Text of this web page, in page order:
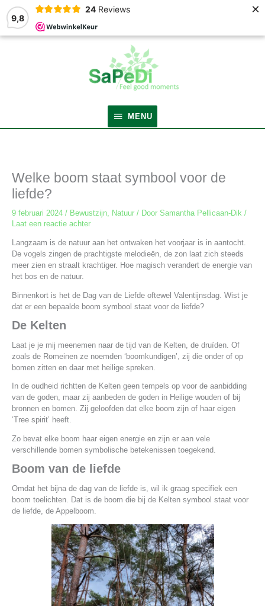
9,8
24 Reviews ×
MENU
MENU
Welke boom staat symbool voor de
liefde?
9 februari 2024 / Bewustzijn, Natuur/ Door Samantha Pellicaan-Dik /
Laat een reactie achter
Langzaam is de natuur aan het ontwaken het voorjaar is in aantocht.
De vogels zingen de prachtigste melodieën, de zon laat zich steeds
meer zien en straalt krachtiger. Hoe magisch verandert de energie van
het bos en de natuur.
Binnenkort is het de Dag van de Liefde oftewel Valentijnsdag. Wist je
dat er een bepaalde boom symbool staat voor de liefde?
De Kelten
Laat je je mij meenemen naar de tijd van de Kelten, de druïden. Of
zoals de Romeinen ze noemden ‘boomkundigen’, zij die onder of op
bomen zitten en daar met heilige spreken.
In de oudheid richtten de Kelten geen tempels op voor de aanbidding
van de goden, maar zij aanbeden de goden in Heilige wouden of bij
bronnen en bomen. Zij geloofden dat elke boom zijn of haar eigen
‘Tree spirit’ heeft.
Zo bevat elke boom haar eigen energie en zijn er aan vele
verschillende bomen symbolische betekenissen toegekend.
Boom van de liefde
Omdat het bijna de dag van de liefde is, wil ik graag specifiek een
boom toelichten. Dat is de boom die bij de Kelten symbool staat voor
de liefde, de Appelboom.